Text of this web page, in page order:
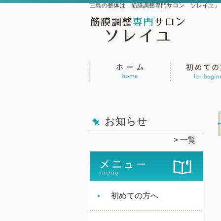
三島の整体は「筋膜調整専門サロン ソレイユ」
お知らせ
一覧
初めての方へ